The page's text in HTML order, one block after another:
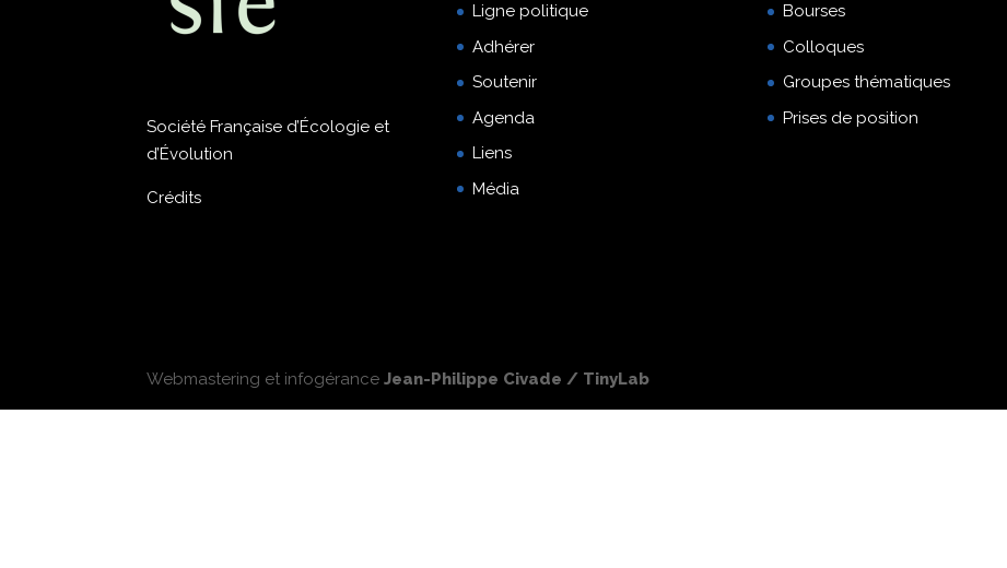
Société Française d’Écologie et
d’Évolution
Crédits
Ligne politique
Adhérer
Soutenir
Agenda
Liens
Média
Bourses
Colloques
Groupes thématiques
Prises de position
Webmastering et infogéranceJean-Philippe Civade / TinyLab